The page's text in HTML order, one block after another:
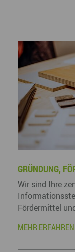
GRÜNDUNG,
Wir sind Ihre
Fördermittel
MEHR ERFAHREN